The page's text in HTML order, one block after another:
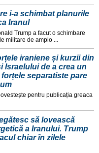
i-a schimbat planurile
Iranul
Trump a facut o schimbare
militare de amplo ...
iraniene și kurzii din
Israelului de a crea un
separatiste pare
pentru publicația greaca
să lovească
a Iranului. Trump
chiar în zilele